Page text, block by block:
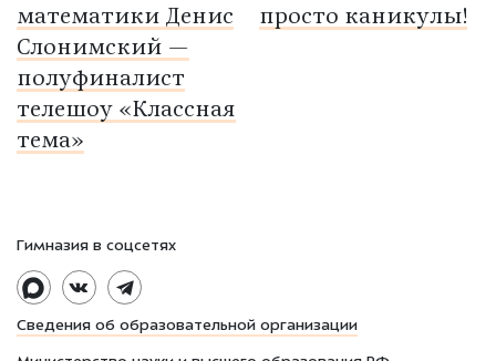
математики Денис
Слонимский —
полуфиналист
телешоу «Классная
тема»
просто каникулы!
Сведения об образовательной организации
Гимназия в соцсетях